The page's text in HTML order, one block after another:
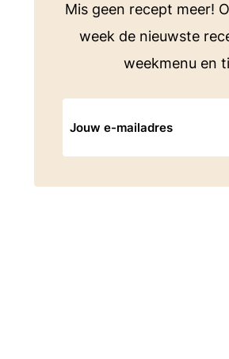
Mis geen recept meer!
week de nieuwste
weekmenu en
mailadres